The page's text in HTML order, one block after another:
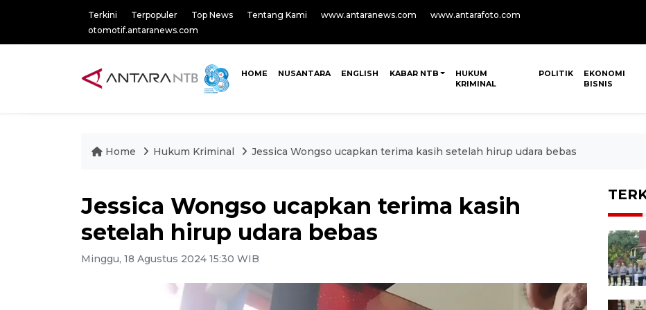
Terkini Terpopuler Top News Tentang Kami www.antaranews.com
www.antarafoto.com
otomotif.antaranews.com
HOME NUSANTARA ENGLISH KABAR NTB
HUKUM
KRIMINAL
POLITIK
EKONOMI
BISNIS
Home Hukum Kriminal Jessica Wongso ucapkan terima kasih setelah hirup udara bebas
Jessica Wongso ucapkan terima kasih
setelah hirup udara bebas
Minggu, 18 Agustus 2024 15:30 WIB